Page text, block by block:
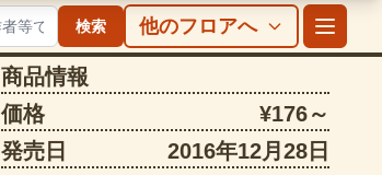
検索 他のフロアへ
商品情報
価格
¥176～
発売日
2016年12月28日